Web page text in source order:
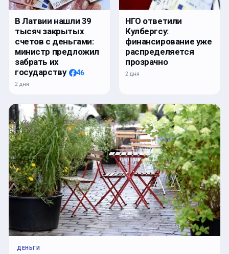
В Латвии нашли 39
тысяч закрытых
счетов с деньгами:
министр предложил
забрать их
государству
46
2 дня
НГО ответили
Кулбергсу:
финансирование уже
распределяется
прозрачно
2 дня
ДЕНЬГИ